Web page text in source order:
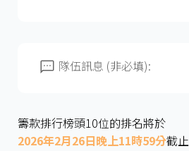
隊伍訊息 (非必填):
籌款排行榜頭10位的排名將於
2026年2月26日晚上11時59分截止